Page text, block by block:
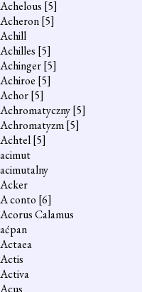
Achelous [5]
Acheron[5]
Achill
Achilles [5]
Achinger[5]
Achiroe [5]
Achor[5]
Achromatyczny[5]
Achromatyzm[5]
Achtel[5]
acimut
acimutalny
Acker
A conto [6]
Acorus Calamus
aćpan
Actaea
Actis
Activa
Acus